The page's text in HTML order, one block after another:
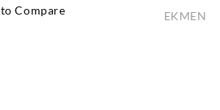
Compare EKMEN